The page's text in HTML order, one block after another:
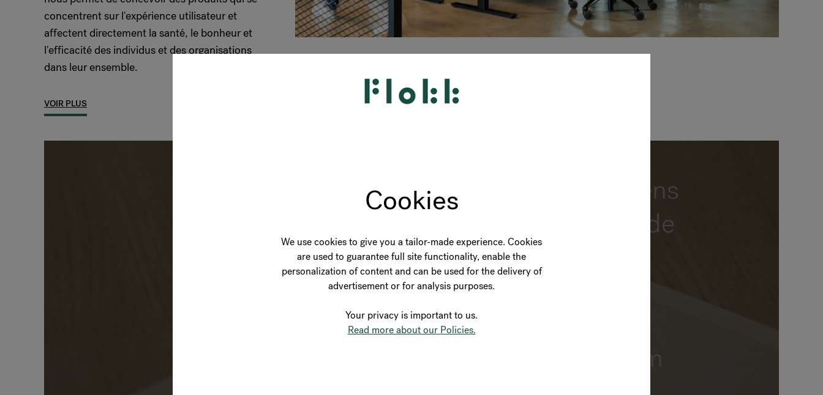
Cookies
We use cookies to give you a tailor-made experience. Cookies
are used to guarantee full site functionality, enable the
personalization of content and can be used for the delivery of
advertisement or for analysis purposes.
Your privacy is important to us.
Read more about our Policies.
concentrent sur l'expérience utilisateur et
affectent directement la santé, le bonheur et
l'efficacité des individus et des organisations
dans leur ensemble.
VOIR PLUS
Hoe grote gegevens
het ontwerp van de
werkplek kunnen
beïnvloeden -
Interview met
Leesman CEO Tim